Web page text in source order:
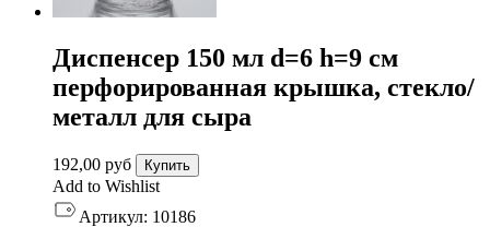
Диспенсер 150 мл d=6 h=9 см
перфорированная крышка, стекло/
металл для сыра
192,00 руб Купить
Add to Wishlist
Артикул: 10186